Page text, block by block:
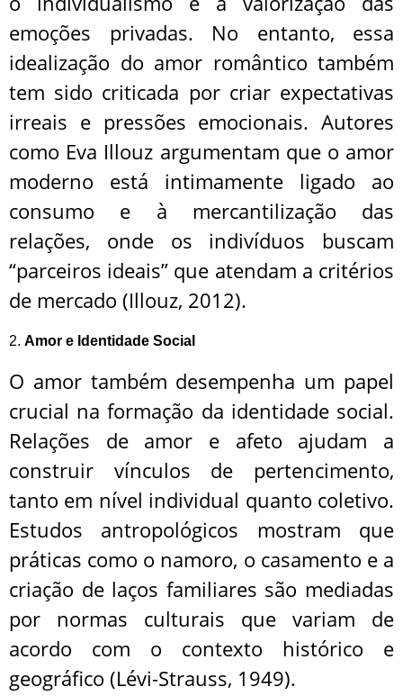
emoções privadas. No entanto, essa
idealização do amor romântico também
tem sido criticada por criar expectativas
irreais e pressões emocionais. Autores
como Eva Illouz argumentam que o amor
moderno está intimamente ligado ao
consumo e à mercantilização das
relações, onde os indivíduos buscam
“parceiros ideais” que atendam a critérios
de mercado (Illouz, 2012).
2. Amor e Identidade Social
O amor também desempenha um papel
crucial na formação da identidade social.
Relações de amor e afeto ajudam a
construir vínculos de pertencimento,
tanto em nível individual quanto coletivo.
Estudos antropológicos mostram que
práticas como o namoro, o casamento e a
criação de laços familiares são mediadas
por normas culturais que variam de
acordo com o contexto histórico e
geográfico (Lévi-Strauss, 1949).